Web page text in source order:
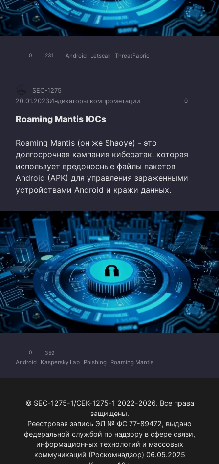
0 231 Android Letscall ThreatFabric
0
SEC-1275
20.01.2023Индикаторы компрометации
Roaming Mantis IOCs
Roaming Mantis (он же Shaoye) - это
долгосрочная кампания кибератак, которая
использует вредоносные файлы пакетов
Android (APK) для управления зараженными
устройствами Android и кражи данных.
0 359
Android Kaspersky Lab Phishing Roaming Mantis
© SEC-1275-1/СЕК-1275-1 2022-2026. Все права
защищены.
Реестровая запись ЭЛ № ФС 77-89472, выдано
федеральной службой по надзору в сфере связи,
информационных технологий и массовых
коммуникаций (Роскомнадзор) 06.05.2025